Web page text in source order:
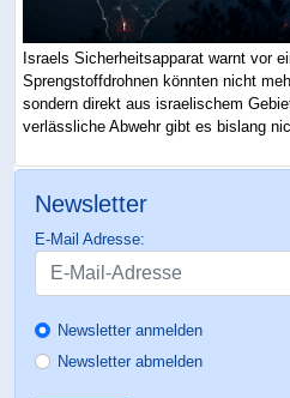
Israels Sicherheitsapparat warnt vor
Sprengstoffdrohnen könnten nicht
sondern direkt aus israelischem
verlässliche Abwehr gibt es bislang
Newsletter
E-Mail Adresse:
Newsletter anmelden
Newsletter abmelden